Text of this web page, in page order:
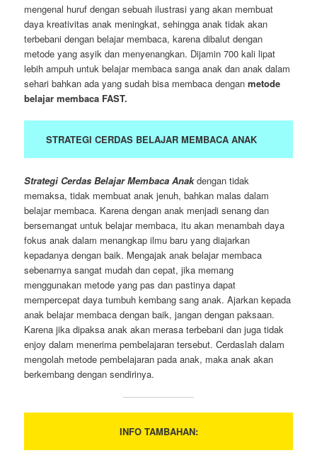
mengenal huruf dengan sebuah ilustrasi yang akan membuat
daya kreativitas anak meningkat, sehingga anak tidak akan
terbebani dengan belajar membaca, karena dibalut dengan
metode yang asyik dan menyenangkan. Dijamin 700 kali lipat
lebih ampuh untuk belajar membaca sanga anak dan anak dalam
sehari bahkan ada yang sudah bisa membaca dengan metode
belajar membaca FAST.
STRATEGI CERDAS BELAJAR MEMBACA ANAK
Strategi Cerdas Belajar Membaca Anakdengan tidak
memaksa, tidak membuat anak jenuh, bahkan malas dalam
belajar membaca. Karena dengan anak menjadi senang dan
bersemangat untuk belajar membaca, itu akan menambah daya
fokus anak dalam menangkap ilmu baru yang diajarkan
kepadanya dengan baik. Mengajak anak belajar membaca
sebenarnya sangat mudah dan cepat, jika memang
menggunakan metode yang pas dan pastinya dapat
mempercepat daya tumbuh kembang sang anak. Ajarkan kepada
anak belajar membaca dengan baik, jangan dengan paksaan.
Karena jika dipaksa anak akan merasa terbebani dan juga tidak
enjoy dalam menerima pembelajaran tersebut. Cerdaslah dalam
mengolah metode pembelajaran pada anak, maka anak akan
berkembang dengan sendirinya.
INFO TAMBAHAN: